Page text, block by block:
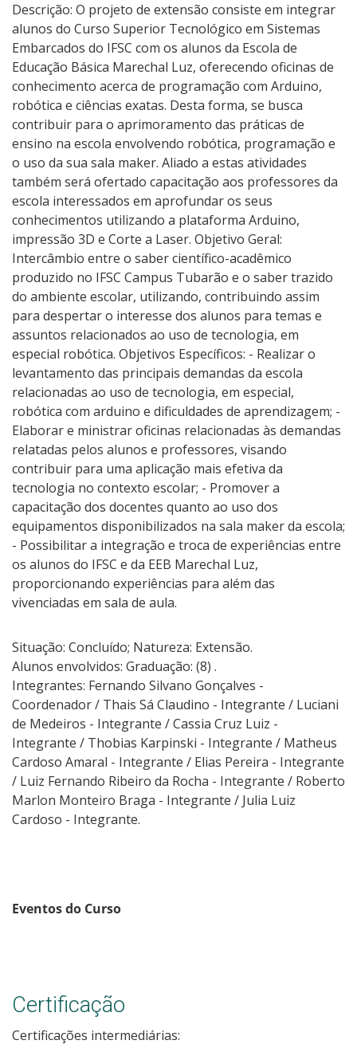
Descrição: O projeto de extensão consiste em integrar
alunos do Curso Superior Tecnológico em Sistemas
Embarcados do IFSC com os alunos da Escola de
Educação Básica Marechal Luz, oferecendo oficinas de
conhecimento acerca de programação com Arduino,
robótica e ciências exatas. Desta forma, se busca
contribuir para o aprimoramento das práticas de
ensino na escola envolvendo robótica, programação e
o uso da sua sala maker. Aliado a estas atividades
também será ofertado capacitação aos professores da
escola interessados em aprofundar os seus
conhecimentos utilizando a plataforma Arduino,
impressão 3D e Corte a Laser. Objetivo Geral:
Intercâmbio entre o saber científico-acadêmico
produzido no IFSC Campus Tubarão e o saber trazido
do ambiente escolar, utilizando, contribuindo assim
para despertar o interesse dos alunos para temas e
assuntos relacionados ao uso de tecnologia, em
especial robótica. Objetivos Específicos: - Realizar o
levantamento das principais demandas da escola
relacionadas ao uso de tecnologia, em especial,
robótica com arduino e dificuldades de aprendizagem; -
Elaborar e ministrar oficinas relacionadas às demandas
relatadas pelos alunos e professores, visando
contribuir para uma aplicação mais efetiva da
tecnologia no contexto escolar; - Promover a
capacitação dos docentes quanto ao uso dos
equipamentos disponibilizados na sala maker da escola;
- Possibilitar a integração e troca de experiências entre
os alunos do IFSC e da EEB Marechal Luz,
proporcionando experiências para além das
vivenciadas em sala de aula.
Situação: Concluído; Natureza: Extensão.
Alunos envolvidos: Graduação: (8) .
Integrantes: Fernando Silvano Gonçalves -
Coordenador / Thais Sá Claudino - Integrante / Luciani
de Medeiros - Integrante / Cassia Cruz Luiz -
Integrante / Thobias Karpinski - Integrante / Matheus
Cardoso Amaral - Integrante / Elias Pereira - Integrante
/ Luiz Fernando Ribeiro da Rocha - Integrante / Roberto
Marlon Monteiro Braga - Integrante / Julia Luiz
Cardoso - Integrante.
Eventos do Curso
Certificação
Certificações intermediárias: